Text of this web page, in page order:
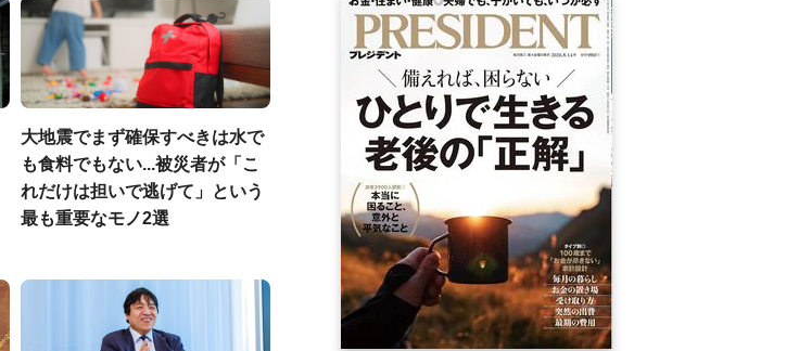
大地震でまず確保すべきは水で
も食料でもない...被災者が「こ
れだけは担いで逃げて」という
最も重要なモノ2選